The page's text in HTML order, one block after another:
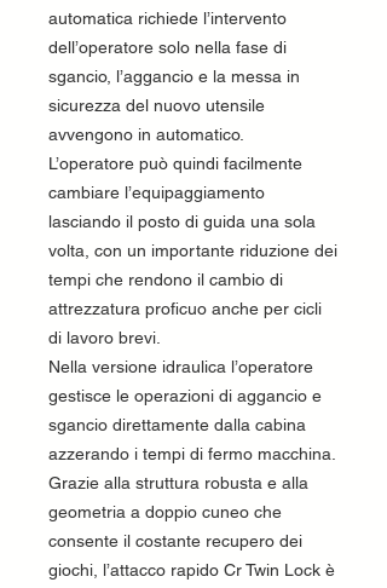
automatica richiede l’intervento
dell’operatore solo nella fase di
sgancio, l’aggancio e la messa in
sicurezza del nuovo utensile
avvengono in automatico.
L’operatore può quindi facilmente
cambiare l’equipaggiamento
lasciando il posto di guida una sola
volta, con un importante riduzione dei
tempi che rendono il cambio di
attrezzatura proficuo anche per cicli
di lavoro brevi.
Nella versione idraulica l’operatore
gestisce le operazioni di aggancio e
sgancio direttamente dalla cabina
azzerando i tempi di fermo macchina.
Grazie alla struttura robusta e alla
geometria a doppio cuneo che
consente il costante recupero dei
giochi, l’attacco rapido Cr Twin Lock è